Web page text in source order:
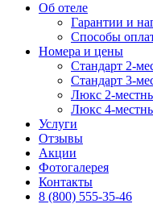
Об отеле
Гарантии и
Способы
Номера и цены
Стандарт 2-
Стандарт 3-
Люкс 2-
Люкс 4-
Услуги
Отзывы
Акции
Фотогалерея
Контакты
8 (800) 555-35-46